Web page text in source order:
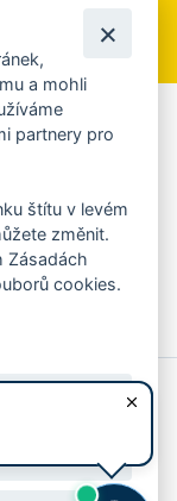
upozornění na
akce?
používání cookies
a mohli
partnery pro
štítu v levém
změnit.
Zásadách
cookies.